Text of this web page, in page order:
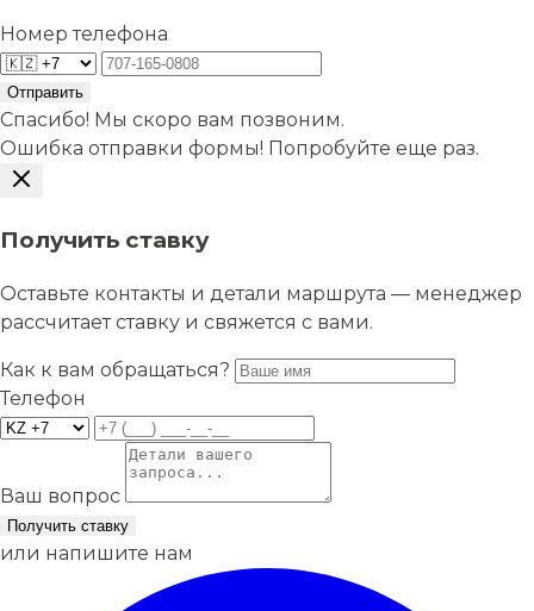
Номер телефона
Отправить
Спасибо! Мы скоро вам позвоним.
Ошибка отправки формы! Попробуйте еще раз.
Получить ставку
Оставьте контакты и детали маршрута — менеджер
рассчитает ставку и свяжется с вами.
Как к вам обращаться?
Телефон
Ваш вопрос
Получить ставку
или напишите нам